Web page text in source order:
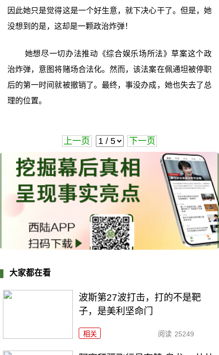
因此她只是觉得这是一个好生意，就下决心干了。但是，她
没想到的是，这却是一颗政治炸弹！
她想尽一切办法推动《综合娱乐场所法》草案这个政
治炸弹，意图将赌场合法化。然而，该法案在佩通坦被停职
后的第一时间就被撤销了。最终，事没办成，她也失去了总
理的位置。
上一页 下一页
大家都在看
波斯第27波打击，打的不是靶
子，是美利坚命门
相关 阅读 25249